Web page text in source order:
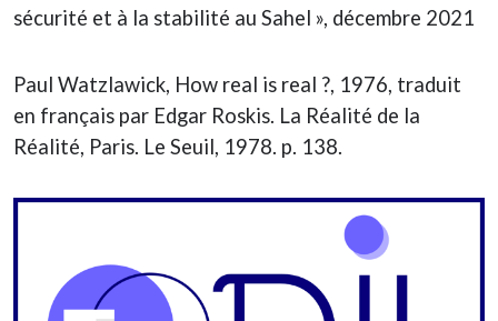
sécurité et à la stabilité au Sahel », décembre 2021
Paul Watzlawick, How real is real ?, 1976, traduit
en français par Edgar Roskis. La Réalité de la
Réalité, Paris. Le Seuil, 1978. p. 138.